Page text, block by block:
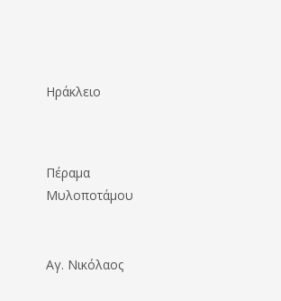
Ηράκλειο
Πέραμα
Μυλοποτάμου
Αγ. Νικόλαος